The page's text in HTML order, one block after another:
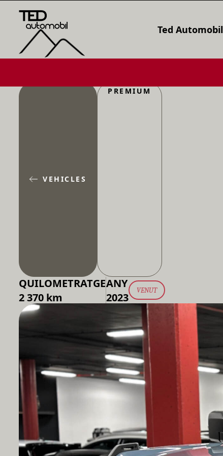
Ted Automobil
VEHICLES
PREMIUM
QUILOMETRATGE
2 370 km
ANY
2023
VENUT